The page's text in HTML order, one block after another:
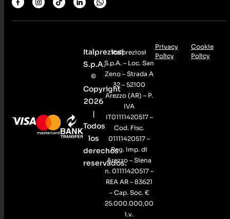
Italpreziosi
S.p.A.
©
Copyright
2026
|
Todos
los
derechos
reservados.
Italpreziosi
S.p.A. – Loc. San
Zeno – Strada A
32 – 52100
Arezzo (AR) – P.
IVA
IT01111420517 –
Cod. Fisc.
01111420517 –
Reg. Imp. di
Arezzo – Siena
n. 01111420517 –
REA AR – 83621
– Cap. Soc. €
25.000.000,00
i.v.
Privacy
Policy
Cookie
Policy